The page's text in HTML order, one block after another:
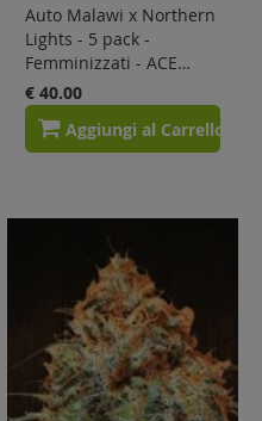
Auto Malawi x Northern
Lights - 5 pack -
Femminizzati - ACE
Seeds
€ 40.00
Aggiungi al Carrello